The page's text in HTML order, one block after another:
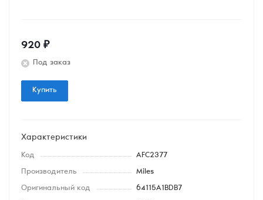
920 ₽
Под заказ
Купить
Характеристики
Код AFC2377
Производитель Miles
Оригинальный код 64115A1BDB7